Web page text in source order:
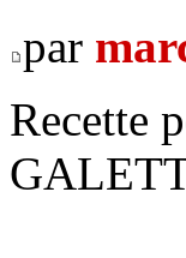
par
Recette